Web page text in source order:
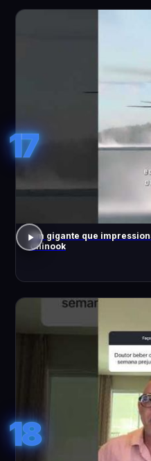
17
Um gigante que
Chinook
18